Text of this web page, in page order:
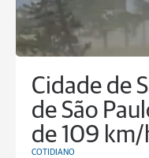
Cidade de
de São
de 109 km/
COTIDIANO